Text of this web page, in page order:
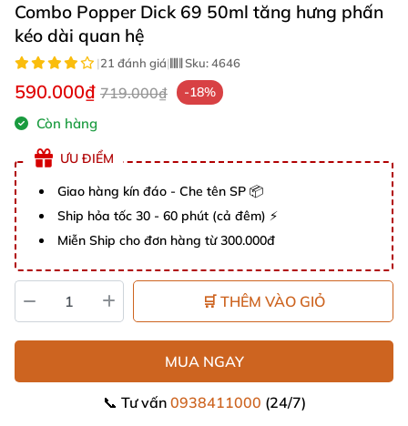
Combo Popper Dick 69 50ml tăng hưng phấn
kéo dài quan hệ
|21 đánh giá| Sku:4646
590.000₫ 719.000₫ -18%
Còn hàng
ƯU ĐIỂM
Giao hàng kín đáo - Che tên SP 📦
Ship hỏa tốc 30 - 60 phút (cả đêm) ⚡
Miễn Ship cho đơn hàng từ 300.000đ
🛒 THÊM VÀO GIỎ
MUA NGAY
📞 Tư vấn 0938411000 (24/7)